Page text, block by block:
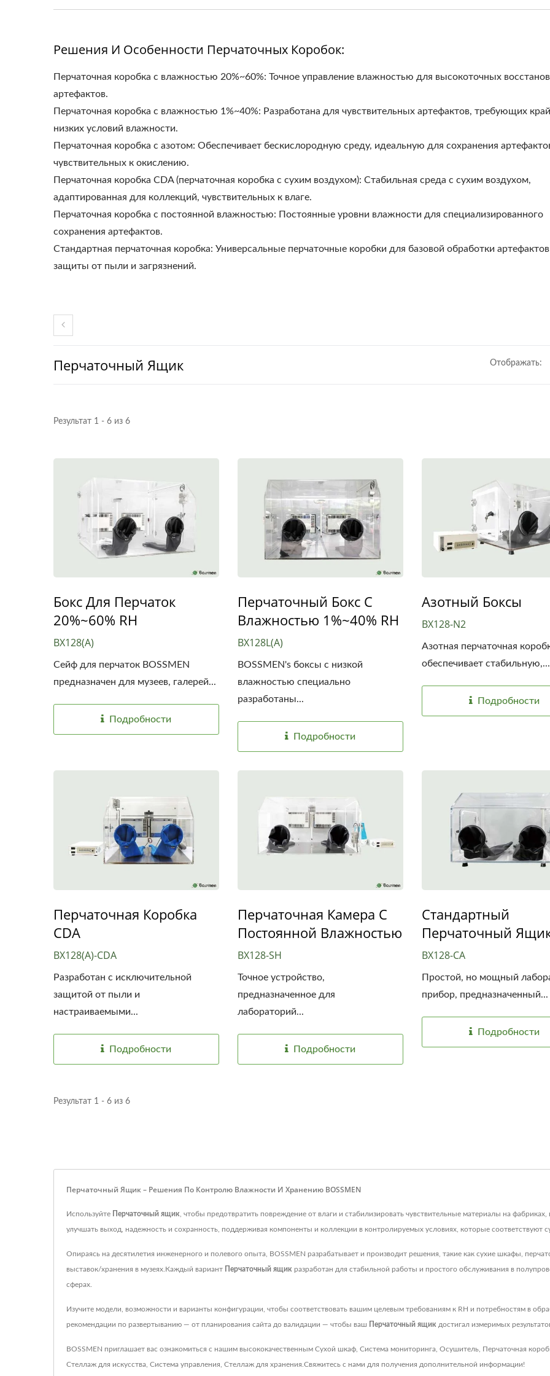
Решения И Особенности Перчаточных Коробок:
Перчаточная коробка с влажностью 20%~60%: Точное управление влажностью для высокоточных
артефактов.
Перчаточная коробка с влажностью 1%~40%: Разработана для чувствительных артефактов, требующих
низких условий влажности.
Перчаточная коробка с азотом: Обеспечивает бескислородную среду, идеальную для сохранения
чувствительных к окислению.
Перчаточная коробка CDA (перчаточная коробка с сухим воздухом): Стабильная среда с сухим воздухом,
адаптированная для коллекций, чувствительных к влаге.
Перчаточная коробка с постоянной влажностью: Постоянные уровни влажности для специализированного
сохранения артефактов.
Стандартная перчаточная коробка: Универсальные перчаточные коробки для базовой обработки
защиты от пыли и загрязнений.
Перчаточный Ящик Отображать:
Результат 1 - 6 из 6
Бокс Для Перчаток
20%~60% RH
BX128(A)
Сейф для перчаток BOSSMEN
предназначен для музеев, галерей...
Подробности
Перчаточный Бокс С
Влажностью 1%~40% RH
BX128L(A)
BOSSMEN's боксы с низкой
влажностью специально
разработаны...
Подробности
Азотный Боксы
BX128-N2
Азотная перчаточная
обеспечивает стабильную,...
Подробности
Перчаточная Коробка
CDA
BX128(A)-CDA
Разработан с исключительной
защитой от пыли и
настраиваемыми...
Подробности
Перчаточная Камера С
Постоянной Влажностью
BX128-SH
Точное устройство,
предназначенное для
лабораторий...
Подробности
Стандартный
Перчаточный
BX128-CA
Простой, но мощный
прибор, предназначенный...
Подробности
Результат 1 - 6 из 6
Перчаточный Ящик – Решения По Контролю Влажности И Хранению BOSSMEN
Используйте Перчаточный ящик , чтобы предотвратить повреждение от влаги и стабилизировать чувствительные материалы на
улучшать выход, надежность и сохранность, поддерживая компоненты и коллекции в контролируемых условиях, которые
Опираясь на десятилетия инженерного и полевого опыта, BOSSMEN разрабатывает и производит решения, такие как сухие шкафы,
выставок/хранения в музеях.Каждый вариант Перчаточный ящик разработан для стабильной работы и простого обслуживания в
сферах.
Изучите модели, возможности и варианты конфигурации, чтобы соответствовать вашим целевым требованиям к RH и потребностям в
рекомендации по развертыванию — от планирования сайта до валидации — чтобы ваш Перчаточный ящик достигал измеримых
BOSSMEN приглашает вас ознакомиться с нашим высококачественным Сухой шкаф Система мониторинга Осушитель Перчаточная
Стеллаж для искусства Система управления Стеллаж для хранения Свяжитесь с нами для получения дополнительной информации!